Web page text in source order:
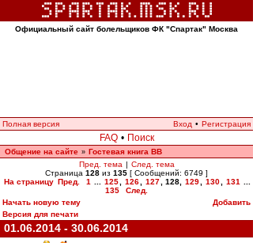
Официальный сайт болельщиков ФК "Спартак" Москва
Полная версия Вход • Регистрация
FAQ • Поиск
Общение на сайте » Гостевая книга ВВ
Пред. тема | След. тема
Страница 128 из 135 [ Сообщений: 6749 ]
На страницу Пред. 1 125 126 127 128, 129 130 131
135
След.
Начать новую тему
Добавить
Версия для печати
01.06.2014 - 30.06.2014